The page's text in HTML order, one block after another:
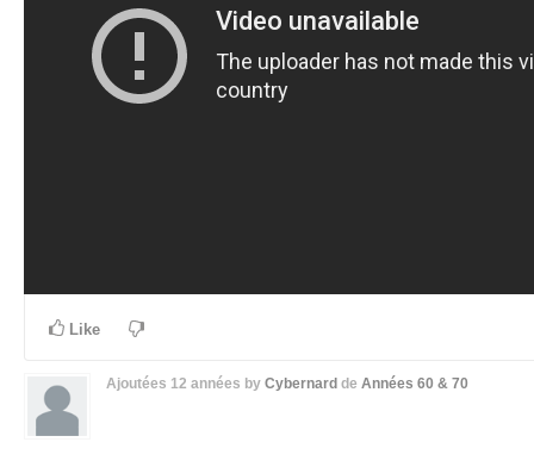
Like
Ajoutées 12 années by Cybernard de Années 60 & 70